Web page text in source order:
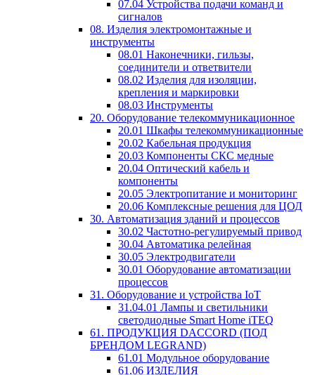
07.04 Устройства подачи команд и
сигналов
08. Изделия электромонтажные и
инструменты
08.01 Наконечники, гильзы,
соединители и ответвители
08.02 Изделия для изоляции,
крепления и маркировки
08.03 Инструменты
20. Оборудование телекоммуникационное
20.01 Шкафы телекоммуникационные
20.02 Кабельная продукция
20.03 Компоненты СКС медные
20.04 Оптический кабель и
компоненты
20.05 Электропитание и мониторинг
20.06 Комплексные решения для ЦОД
30. Автоматизация зданий и процессов
30.02 Частотно-регулируемый привод
30.04 Автоматика релейная
30.05 Электродвигатели
30.01 Оборудование автоматизации
процессов
31. Оборудование и устройства IoT
31.04.01 Лампы и светильники
светодиодные Smart Home iTEQ
61. ПРОДУКЦИЯ DACCORD (ПОД
БРЕНДОМ LEGRAND)
61.01 Модульное оборудование
61.06 ИЗДЕЛИЯ